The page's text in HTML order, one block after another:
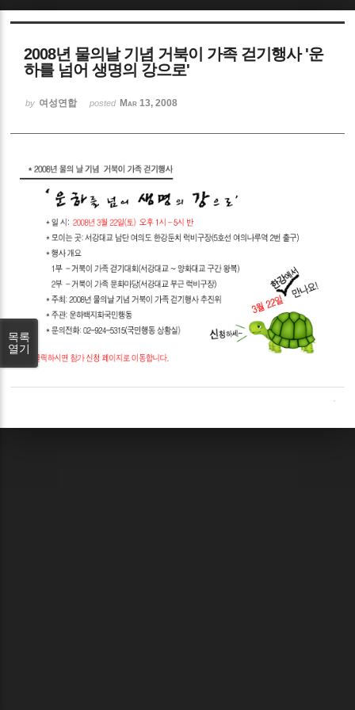
2008년 물의날 기념 거북이 가족 걷기행사 '운
하를 넘어 생명의 강으로'
by 여성연합 posted Mar 13, 2008
목록
열기
Sketchbook5, 스케치북5
Sketchbook5, 스케치북5